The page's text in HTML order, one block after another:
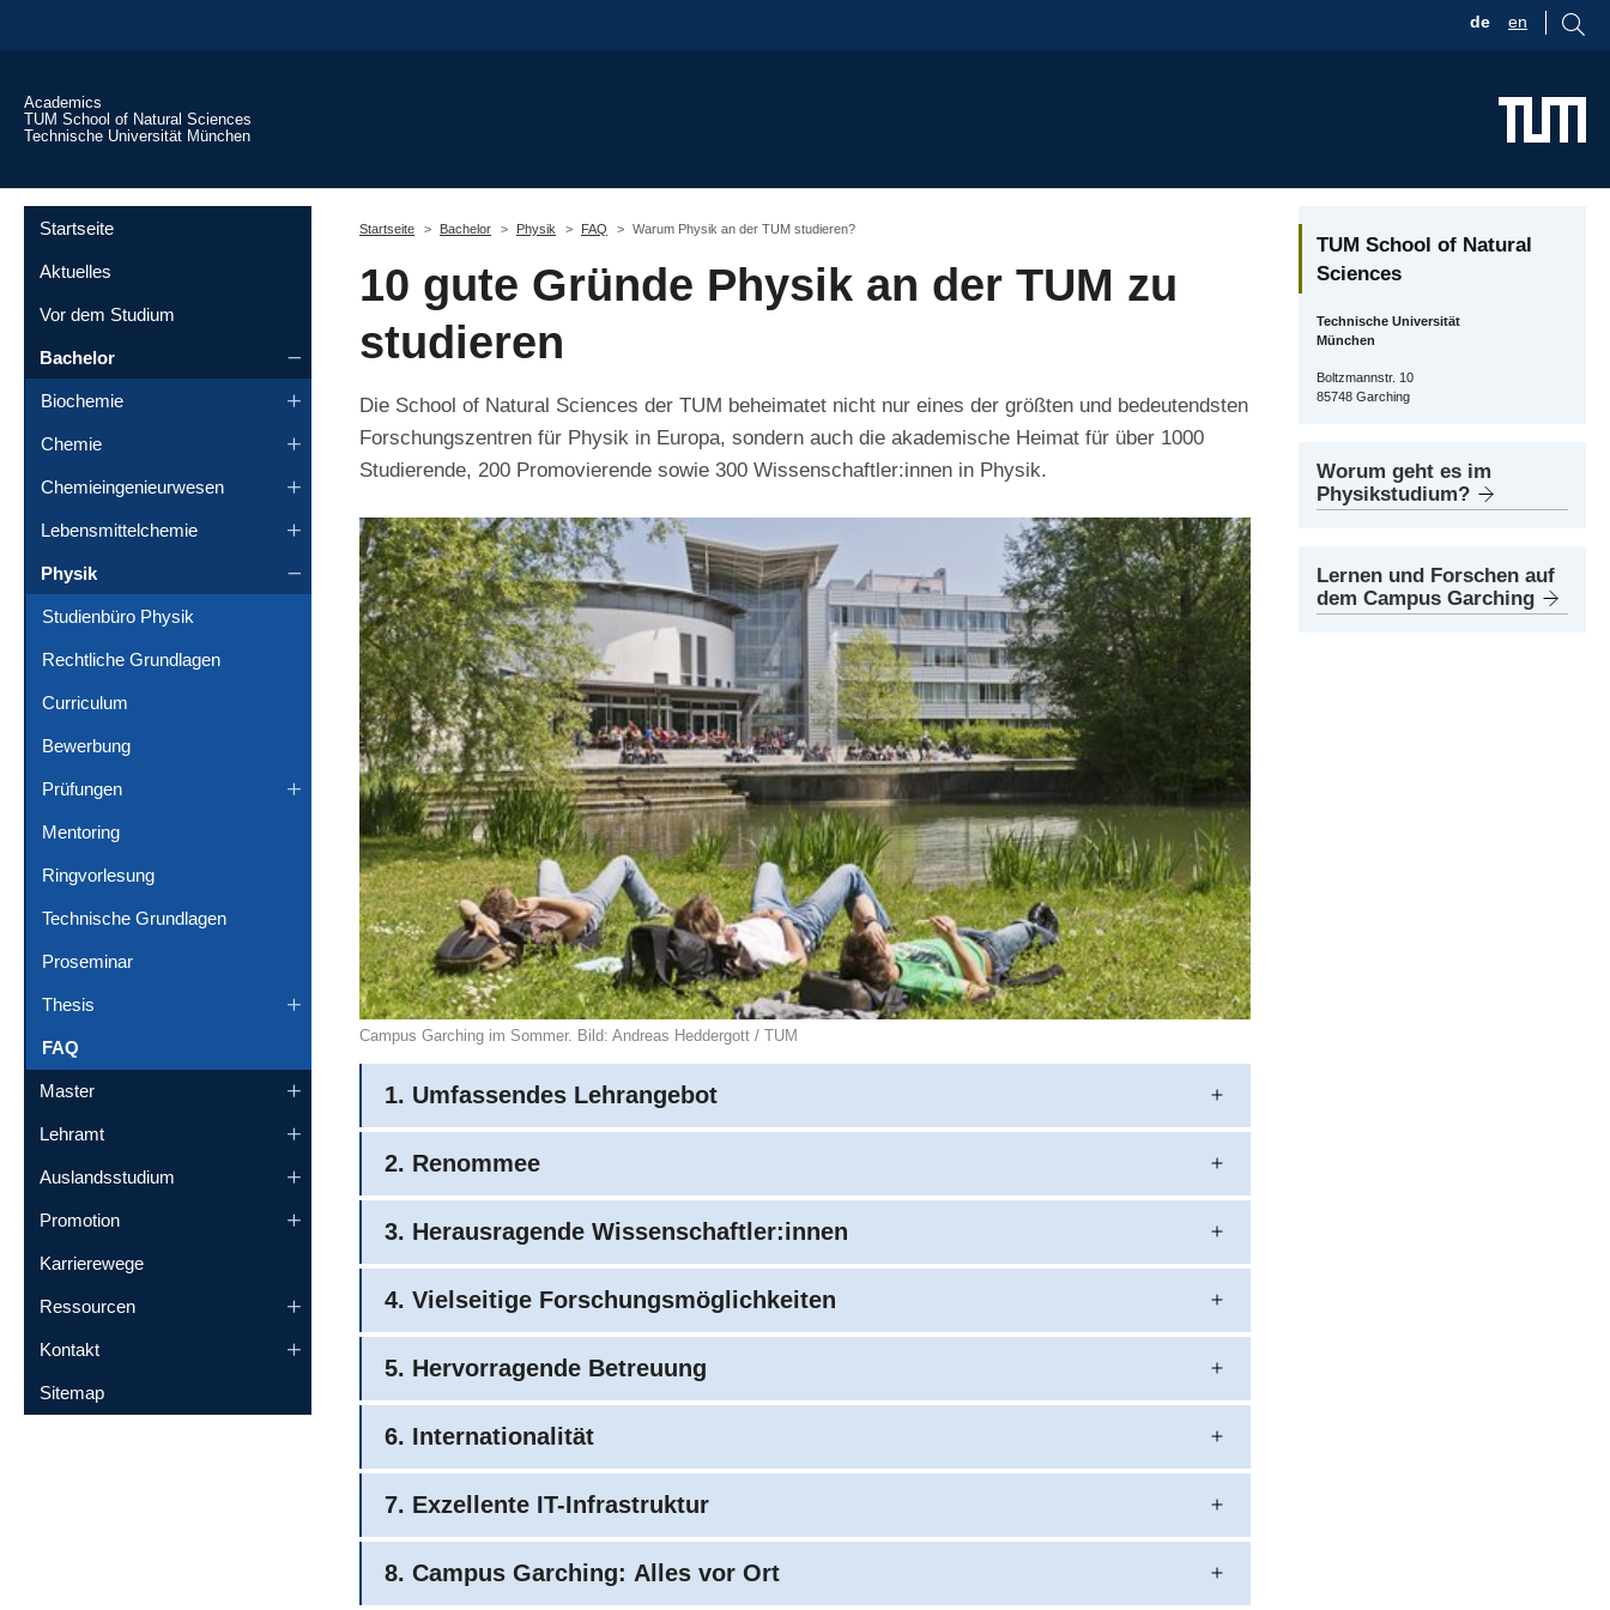
de en
Academics
TUM School of Natural Sciences
Technische Universität München
Startseite
Aktuelles
Vor dem Studium
Bachelor
Biochemie
Chemie
Chemieingenieurwesen
Lebensmittelchemie
Physik
Studienbüro Physik
Rechtliche Grundlagen
Curriculum
Bewerbung
Prüfungen
Mentoring
Ringvorlesung
Technische Grundlagen
Proseminar
Thesis
FAQ
Master
Lehramt
Auslandsstudium
Promotion
Karrierewege
Ressourcen
Kontakt
Sitemap
Startseite
Bachelor Physik FAQ Warum Physik an der TUM studieren?
10 gute Gründe Physik an der TUM zu
studieren
Die School of Natural Sciences der TUM beheimatet nicht nur eines der größten und bedeutendsten
Forschungszentren für Physik in Europa, sondern auch die akademische Heimat für über 1000
Studierende, 200 Promovierende sowie 300 Wissenschaftler:innen in Physik.
Campus Garching im Sommer. Bild: Andreas Heddergott / TUM
1. Umfassendes Lehrangebot
2. Renommee
3. Herausragende Wissenschaftler:innen
4. Vielseitige Forschungsmöglichkeiten
5. Hervorragende Betreuung
6. Internationalität
7. Exzellente IT-Infrastruktur
8. Campus Garching: Alles vor Ort
TUM School of Natural
Sciences
Technische Universität
München
Boltzmannstr. 10
85748 Garching
Worum geht es im
Physikstudium?
Lernen und Forschen auf
dem Campus Garching